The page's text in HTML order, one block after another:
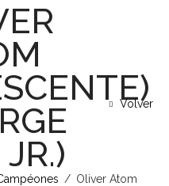
/ Oliver Atom
Volver